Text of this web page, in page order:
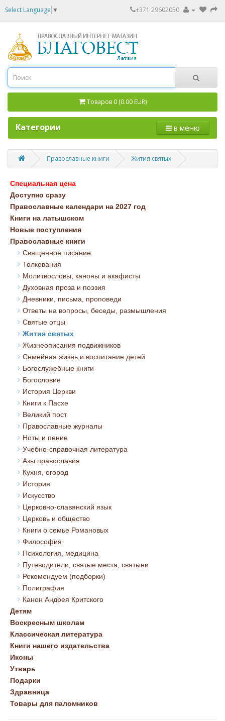
Select Language ▼ +371 29602050
Товаров 0 (0.00 EUR)
Категории в меню
Православные книги Жития святых
Специальная цена
Доступно сразу
Православные календари на 2027 год
Книги на латышском
Новые поступления
Православные книги
Священное писание
Толкования
Молитвословы, каноны и акафисты
Духовная проза и поэзия
Дневники, письма, проповеди
Ответы на вопросы, беседы, размышления
Святые отцы
Жития святых
Жизнеописания подвижников
Семейная жизнь и воспитание детей
Богослужебные книги
Богословие
История Церкви
Книги к Пасхе
Великий пост
Православные журналы
Ноты и пение
Учебно-справочная литература
Азы православия
Кухня, огород
История
Искусство
Церковно-славянский язык
Церковь и общество
Книги о семье Романовых
Философия
Психология, медицина
Путеводители, святые места, святыни
Рекомендуем (подборки)
Полиграфия
Канон Андрея Критского
Детям
Воскресным школам
Классическая литература
Книги нашего издательства
Иконы
Утварь
Подарки
Здравница
Товары для паломников